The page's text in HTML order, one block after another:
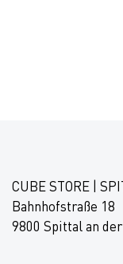
CUBE STORE |
Bahnhofstraße 18
9800 Spittal an